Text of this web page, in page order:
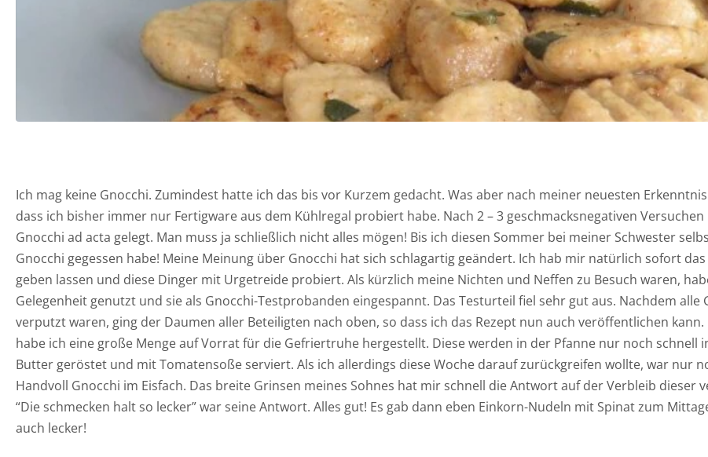
Ich mag keine Gnocchi. Zumindest hatte ich das bis vor Kurzem gedacht. Was aber nach meiner neuesten
dass ich bisher immer nur Fertigware aus dem Kühlregal probiert habe. Nach 2 – 3 geschmacksnegativen
Gnocchi ad acta gelegt. Man muss ja schließlich nicht alles mögen! Bis ich diesen Sommer bei meiner Schwester
Gnocchi gegessen habe! Meine Meinung über Gnocchi hat sich schlagartig geändert. Ich hab mir natürlich sofort das
geben lassen und diese Dinger mit Urgetreide probiert. Als kürzlich meine Nichten und Neffen zu Besuch waren,
Gelegenheit genutzt und sie als Gnocchi-Testprobanden eingespannt. Das Testurteil fiel sehr gut aus. Nachdem alle
verputzt waren, ging der Daumen aller Beteiligten nach oben, so dass ich das Rezept nun auch veröffentlichen kann.
habe ich eine große Menge auf Vorrat für die Gefriertruhe hergestellt. Diese werden in der Pfanne nur noch schnell
Butter geröstet und mit Tomatensoße serviert. Als ich allerdings diese Woche darauf zurückgreifen wollte, war nur
Handvoll Gnocchi im Eisfach. Das breite Grinsen meines Sohnes hat mir schnell die Antwort auf der Verbleib dieser
“Die schmecken halt so lecker” war seine Antwort. Alles gut! Es gab dann eben Einkorn-Nudeln mit Spinat zum
auch lecker!